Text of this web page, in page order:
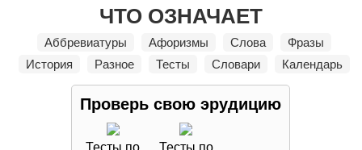
ЧТО ОЗНАЧАЕТ
Аббревиатуры Афоризмы Слова
Фразы
История
Разное Тесты Словари Календарь
Проверь свою эрудицию
Тесты по
Тесты по